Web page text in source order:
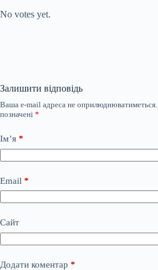
No votes yet.
Залишити відповідь
Ваша e-mail адреса не оприлюднюватиметься.
позначені *
Ім’я *
Email *
Сайт
Додати коментар *